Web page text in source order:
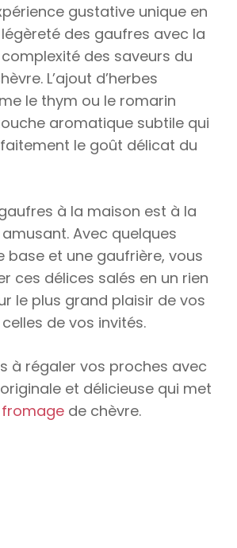
gustative unique en
des gaufres avec la
des saveurs du
L’ajout d’herbes
le thym ou le romarin
aromatique subtile qui
le goût délicat du
à la maison est à la
Avec quelques
base et une gaufrière, vous
ces délices salés en un rien
le plus grand plaisir de vos
de vos invités.
à régaler vos proches avec
et délicieuse qui met
fromagede chèvre.